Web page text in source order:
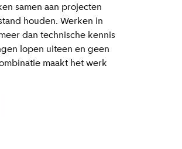
samen aan projecten
houden. Werken in
dan technische kennis
lopen uiteen en geen
maakt het werk